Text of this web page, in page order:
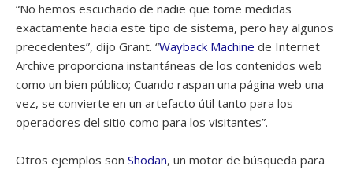
“No hemos escuchado de nadie que tome medidas
exactamente hacia este tipo de sistema, pero hay algunos
precedentes”, dijo Grant. “Wayback Machine de Internet
Archive proporciona instantáneas de los contenidos web
como un bien público; Cuando raspan una página web una
vez, se convierte en un artefacto útil tanto para los
operadores del sitio como para los visitantes”.
Otros ejemplos son Shodan, un motor de búsqueda para